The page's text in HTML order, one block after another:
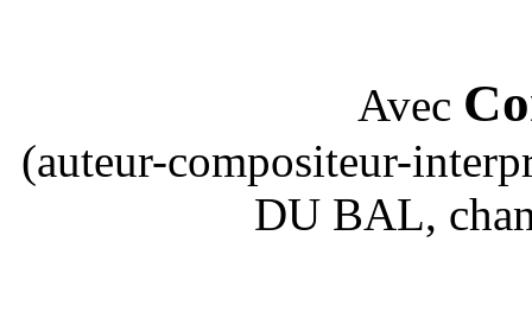
Avec
(auteur-compositeur-
DU BAL,